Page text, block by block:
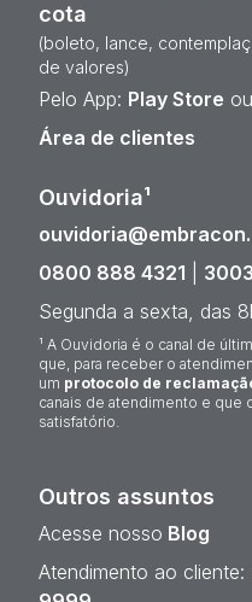
cota
(boleto, lance,
de valores)
Pelo App: Play Store ou
Área de clientes
Ouvidoria¹
0800 888 4321
Segunda a sexta, das
¹ A Ouvidoria é o canal de
que, para receber o
um protocolo de
canais de atendimento e que
satisfatório.
Outros assuntos
Acesse nosso Blog
Atendimento ao cliente: